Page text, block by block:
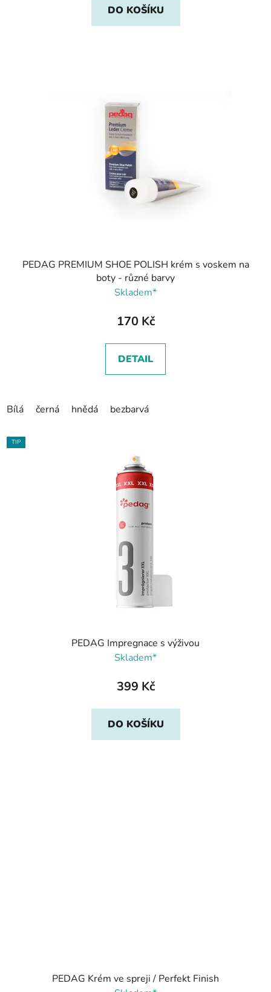
DO KOŠÍKU
PEDAG PREMIUM SHOE POLISH krém s voskem na
boty - různé barvy
Skladem*
170 Kč
DETAIL
Bílá černá hnědá bezbarvá
TIP
PEDAG Impregnace s výživou
Skladem*
399 Kč
DO KOŠÍKU
PEDAG Krém ve spreji / Perfekt Finish